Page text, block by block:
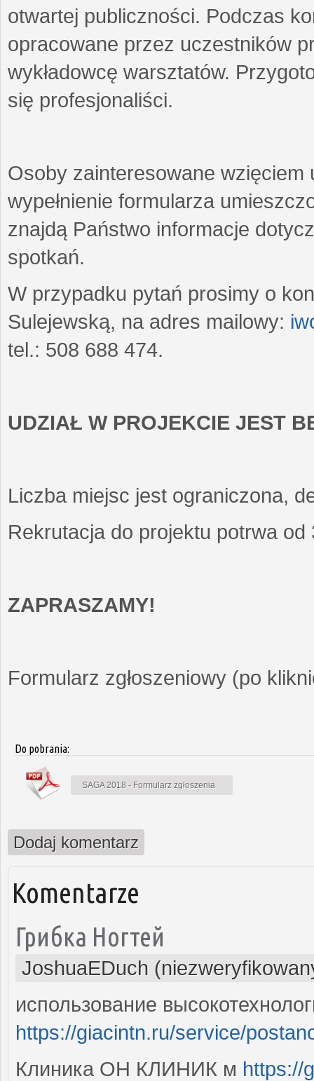
otwartej publiczności. Podczas
opracowane przez uczestników
wykładowcę warsztatów.
się profesjonaliści.
Osoby zainteresowane wzięciem
wypełnienie formularza
znajdą Państwo informacje
spotkań.
W przypadku pytań prosimy o
Sulejewską, na adres mailowy:
tel.: 508 688 474.
UDZIAŁ W PROJEKCIE JEST
Liczba miejsc jest ograniczona,
Rekrutacja do projektu potrwa
ZAPRASZAMY!
Formularz zgłoszeniowy (po
Do pobrania:
SAGA 2018 - Formularz zgłoszenia
Dodaj komentarz
Komentarze
Грибка Ногтей
JoshuaEDuch
использование
https://giacintn.ru/service/
Клиника ОН КЛИНИК м https://